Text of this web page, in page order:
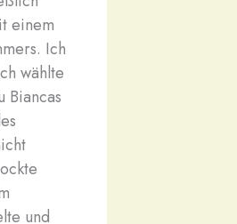
einem
Ich
wählte
Biancas
und